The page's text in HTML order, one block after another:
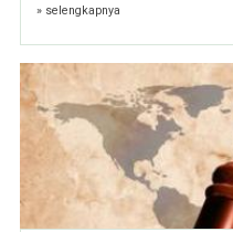
» selengkapnya